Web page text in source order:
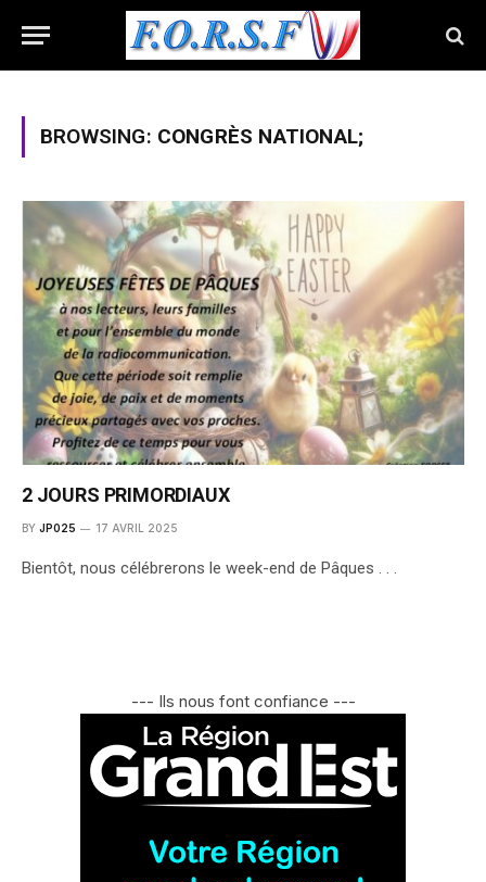
BROWSING: CONGRÈS NATIONAL;
2 JOURS PRIMORDIAUX
BY JP025 17 AVRIL 2025
Bientôt, nous célébrerons le week-end de Pâques . . .
--- Ils nous font confiance ---